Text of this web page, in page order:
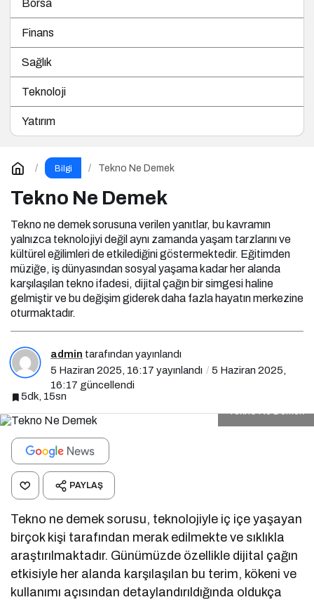
Borsa
Finans
Sağlık
Teknoloji
Yatırım
Bilgi Tekno Ne Demek
Tekno Ne Demek
Tekno ne demek sorusuna verilen yanıtlar, bu kavramın
yalnızca teknolojiyi değil aynı zamanda yaşam tarzlarını ve
kültürel eğilimleri de etkilediğini göstermektedir. Eğitimden
müziğe, iş dünyasından sosyal yaşama kadar her alanda
karşılaşılan tekno ifadesi, dijital çağın bir simgesi haline
gelmiştir ve bu değişim giderek daha fazla hayatın merkezine
oturmaktadır.
admin tarafından yayınlandı
5 Haziran 2025, 16:17 yayınlandı
5 Haziran 2025,
16:17 güncellendi
5dk, 15sn
Tekno Ne Demek
PAYLAŞ
Tekno ne demek sorusu, teknolojiyle iç içe yaşayan
birçok kişi tarafından merak edilmekte ve sıklıkla
araştırılmaktadır. Günümüzde özellikle dijital çağın
etkisiyle her alanda karşılaşılan bu terim, kökeni ve
kullanımı açısından detaylandırıldığında oldukça